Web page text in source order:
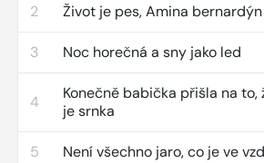
2 Život je pes, Amina bernardýn
3 Noc horečná a sny jako led
4
Konečně babička přišla na to,
je srnka
5 Není všechno jaro, co je ve